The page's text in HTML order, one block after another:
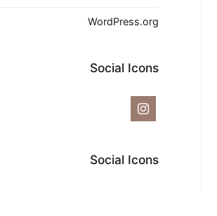
WordPress.org
Social Icons
Social Icons